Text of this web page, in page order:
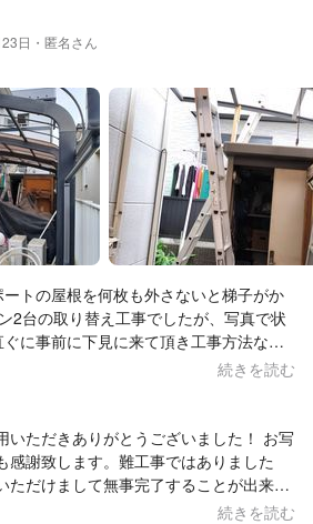
とで何かお困りごとや、メンテナンス
したら、いつでもお気軽にご連絡くだ
心よりお待ちしております！
日・匿名さん
トの屋根を何枚も外さないと梯子がか
2台の取り替え工事でしたが、写真で状
に事前に下見に来て頂き工事方法など
なく工事をお願いしました。 手間のかか
ただきました。エアコンの動作確認も
ただきました。 オオツキさんにお世話に
っています。 またの機会がありました
思っています。 ありがとうございまし
続きを読む
いただきありがとうございました！ お写
感謝致します。難工事ではありました
ただけまして無事完了することが出来て
の機会も心待ちにしております！続きを読む